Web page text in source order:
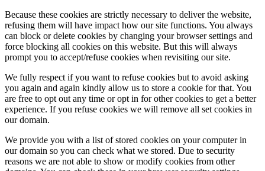
Because these cookies are strictly necessary to deliver the website,
refusing them will have impact how our site functions. You always
can block or delete cookies by changing your browser settings and
force blocking all cookies on this website. But this will always
prompt you to accept/refuse cookies when revisiting our site.
We fully respect if you want to refuse cookies but to avoid asking
you again and again kindly allow us to store a cookie for that. You
are free to opt out any time or opt in for other cookies to get a better
experience. If you refuse cookies we will remove all set cookies in
our domain.
We provide you with a list of stored cookies on your computer in
our domain so you can check what we stored. Due to security
reasons we are not able to show or modify cookies from other